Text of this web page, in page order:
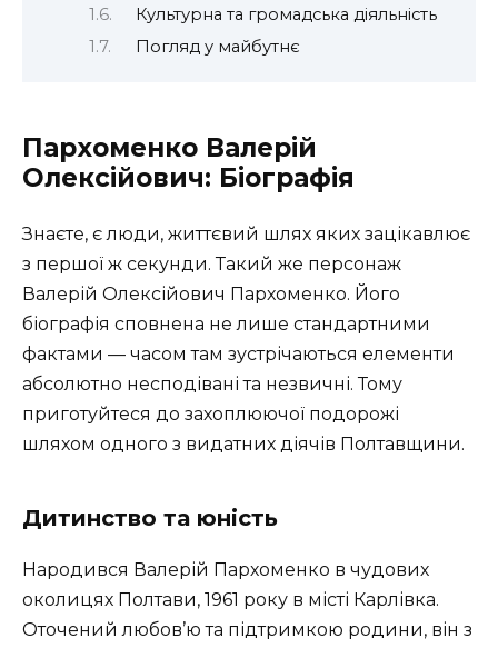
Культурна та громадська діяльність
Погляд у майбутнє
Пархоменко Валерій
Олексійович: Біографія
Знаєте, є люди, життєвий шлях яких зацікавлює
з першої ж секунди. Такий же персонаж
Валерій Олексійович Пархоменко. Його
біографія сповнена не лише стандартними
фактами — часом там зустрічаються елементи
абсолютно несподівані та незвичні. Тому
приготуйтеся до захоплюючої подорожі
шляхом одного з видатних діячів Полтавщини.
Дитинство та юність
Народився Валерій Пархоменко в чудових
околицях Полтави, 1961 року в місті Карлівка.
Оточений любов’ю та підтримкою родини, він з